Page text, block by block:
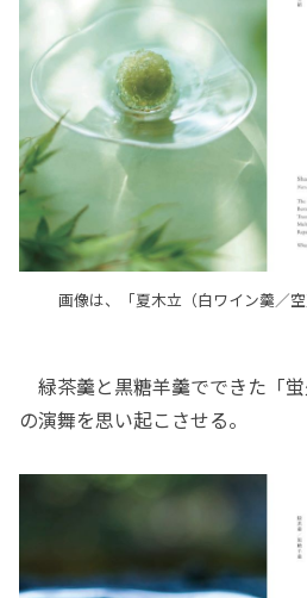
画像は、「夏木立（白ワイン羹／空
緑茶羹と黒糖羊羹でできた「
の演舞を思い起こさせる。